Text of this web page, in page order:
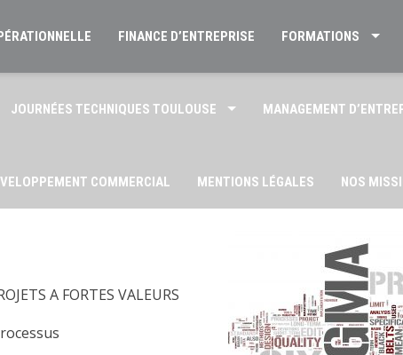
FINANCE D’ENTREPRISE FORMATIONS
JOURNÉES TECHNIQUES TOULOUSE MANAGEMENT
COMMERCIAL MENTIONS LÉGALES NOS
AMPITTEC
A FORTES VALEURS